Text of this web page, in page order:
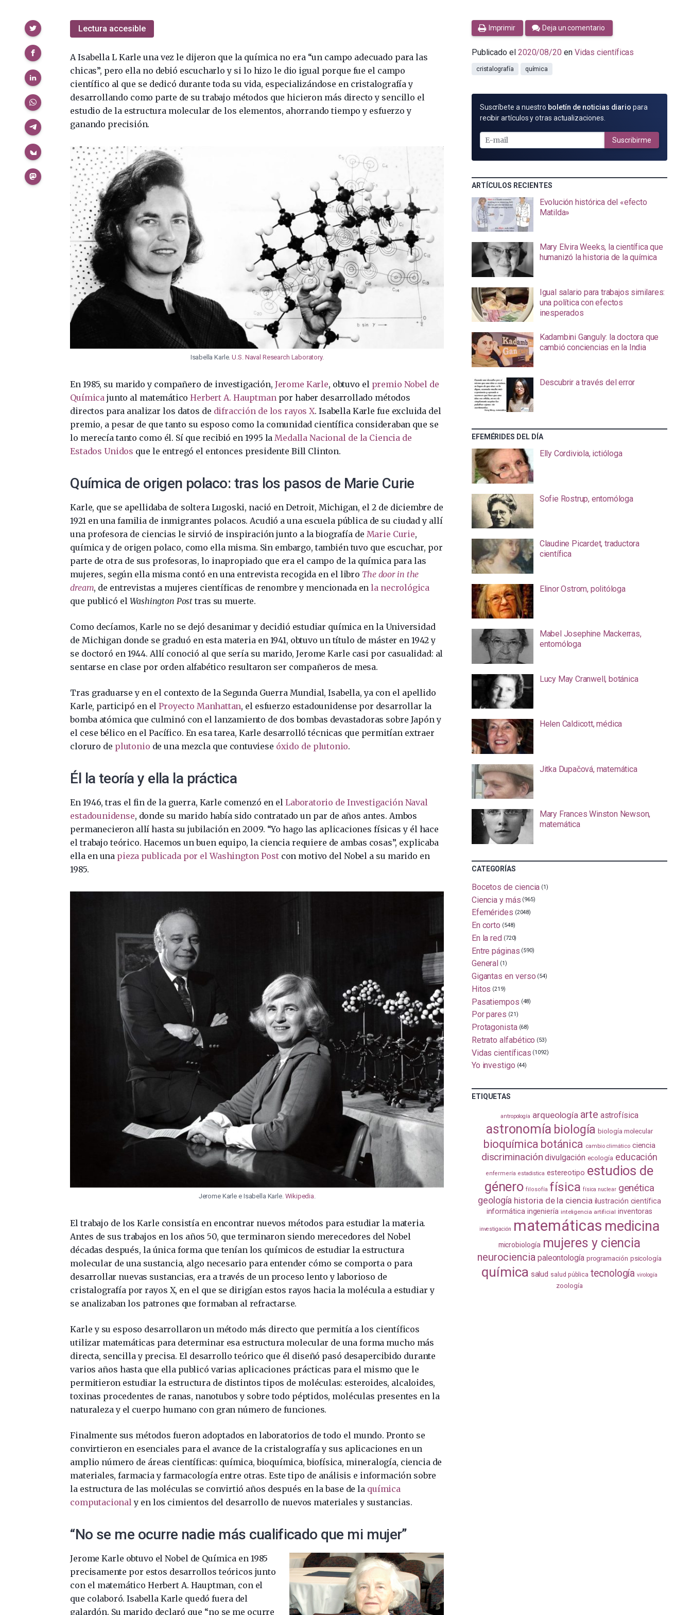
Lectura accesible
A Isabella L Karle una vez le dijeron que la química no era “un campo adecuado para las
chicas”, pero ella no debió escucharlo y si lo hizo le dio igual porque fue el campo
científico al que se dedicó durante toda su vida, especializándose en cristalografía y
desarrollando como parte de su trabajo métodos que hicieron más directo y sencillo el
estudio de la estructura molecular de los elementos, ahorrando tiempo y esfuerzo y
ganando precisión.
Isabella Karle.U.S. Naval Research Laboratory.
En 1985, su marido y compañero de investigación, Jerome Karle, obtuvo el premio Nobel de
Química junto al matemáticoHerbert A. Hauptman por haber desarrollado métodos
directos para analizar los datos de difracción de los rayos X. Isabella Karle fue excluida del
premio, a pesar de que tanto su esposo como la comunidad científica consideraban que se
lo merecía tanto como él. Sí que recibió en 1995 la Medalla Nacional de la Ciencia de
Estados Unidos que le entregó el entonces presidente Bill Clinton.
Química de origen polaco: tras los pasos de Marie Curie
Karle, que se apellidaba de soltera Lugoski, nació en Detroit, Michigan, el 2 de diciembre de
1921 en una familia de inmigrantes polacos. Acudió a una escuela pública de su ciudad y allí
una profesora de ciencias le sirvió de inspiración junto a la biografía de Marie Curie,
química y de origen polaco, como ella misma. Sin embargo, también tuvo que escuchar, por
parte de otra de sus profesoras, lo inapropiado que era el campo de la química para las
mujeres, según ella misma contó en una entrevista recogida en el libro The door in the
dream, de entrevistas a mujeres científicas de renombre y mencionada enla necrológica
que publicó el Washington Posttras su muerte.
Como decíamos, Karle no se dejó desanimar y decidió estudiar química en la Universidad
de Michigan donde se graduó en esta materia en 1941, obtuvo un título de máster en 1942 y
se doctoró en 1944. Allí conoció al que sería su marido, Jerome Karle casi por casualidad: al
sentarse en clase por orden alfabético resultaron ser compañeros de mesa.
Tras graduarse y en el contexto de la Segunda Guerra Mundial, Isabella, ya con el apellido
Karle, participó en elProyecto Manhattan, el esfuerzo estadounidense por desarrollar la
bomba atómica que culminó con el lanzamiento de dos bombas devastadoras sobre Japón y
el cese bélico en el Pacífico. En esa tarea, Karle desarrolló técnicas que permitían extraer
cloruro de plutonio de una mezcla que contuviese óxido de plutonio.
Él la teoría y ella la práctica
En 1946, tras el fin de la guerra, Karle comenzó en elLaboratorio de Investigación Naval
estadounidense, donde su marido había sido contratado un par de años antes. Ambos
permanecieron allí hasta su jubilación en 2009. “Yo hago las aplicaciones físicas y él hace
el trabajo teórico. Hacemos un buen equipo, la ciencia requiere de ambas cosas”, explicaba
ella en una pieza publicada por el Washington Postcon motivo del Nobel a su marido en
1985.
Jerome Karle e Isabella Karle. Wikipedia.
El trabajo de los Karle consistía en encontrar nuevos métodos para estudiar la materia.
Antes de sus trabajos en los años 50, que terminaron siendo merecedores del Nobel
décadas después, la única forma que tenían los químicos de estudiar la estructura
molecular de una sustancia, algo necesario para entender cómo se comporta o para
desarrollar nuevas sustancias, era a través de un proceso lento y laborioso de
cristalografía por rayos X, en el que se dirigían estos rayos hacia la molécula a estudiar y
se analizaban los patrones que formaban al refractarse.
Karle y su esposo desarrollaron un método más directo que permitía a los científicos
utilizar matemáticas para determinar esa estructura molecular de una forma mucho más
directa, sencilla y precisa. El desarrollo teórico que él diseñó pasó desapercibido durante
varios años hasta que ella publicó varias aplicaciones prácticas para el mismo que le
permitieron estudiar la estructura de distintos tipos de moléculas: esteroides, alcaloides,
toxinas procedentes de ranas, nanotubos y sobre todo péptidos, moléculas presentes en la
naturaleza y el cuerpo humano con gran número de funciones.
Finalmente sus métodos fueron adoptados en laboratorios de todo el mundo. Pronto se
convirtieron en esenciales para el avance de la cristalografía y sus aplicaciones en un
amplio número de áreas científicas: química, bioquímica, biofísica, mineralogía, ciencia de
materiales, farmacia y farmacología entre otras. Este tipo de análisis e información sobre
la estructura de las moléculas se convirtió años después en la base de la química
computacionaly en los cimientos del desarrollo de nuevos materiales y sustancias.
“No se me ocurre nadie más cualificado que mi mujer”
Jerome Karle obtuvo el Nobel de Química en 1985
precisamente por estos desarrollos teóricos junto
con el matemático Herbert A. Hauptman, con el
que colaboró. Isabella Karle quedó fuera del
galardón. Su marido declaró que “no se me ocurre
Compartir Imprimir Deja un comentario
Publicado el 2020/08/20 en Vidas científicas
cristalografía química
SUSCRÍBETE
POR
MAIL
Suscríbete a nuestro boletín de noticias diario para
recibir artículos y otras actualizaciones.
Suscribirme
ARTÍCULOS RECIENTES
Evolución histórica del «efecto
Matilda»
Mary Elvira Weeks, la científica que
humanizó la historia de la química
Igual salario para trabajos similares:
una política con efectos
inesperados
Kadambini Ganguly: la doctora que
cambió conciencias en la India
Descubrir a través del error
EFEMÉRIDES DEL DÍA
Elly Cordiviola, ictióloga
Sofie Rostrup, entomóloga
Claudine Picardet, traductora
científica
Elinor Ostrom, politóloga
Mabel Josephine Mackerras,
entomóloga
Lucy May Cranwell, botánica
Helen Caldicott, médica
Jitka Dupačová, matemática
Mary Frances Winston Newson,
matemática
CATEGORÍAS
Bocetos de ciencia (1)
Ciencia y más (965)
Efemérides (2048)
En corto (548)
En la red (720)
Entre páginas (590)
General (1)
Gigantas en verso (54)
Hitos (219)
Pasatiempos (48)
Por pares (21)
Protagonista (68)
Retrato alfabético (53)
Vidas científicas (1092)
Yo investigo (44)
ETIQUETAS
antropología arqueología arte astrofísica
astronomía biología biología molecular
bioquímica botánica cambio climático ciencia
discriminación divulgación ecología educación
enfermería estadistica estereotipo estudios de
género filosofía física física nuclear genética
geología historia de la ciencia ilustración científica
informática ingeniería inteligencia artificial inventoras
investigación matemáticas medicina
microbiología mujeres y ciencia
neurociencia paleontología programación psicología
química salud salud pública tecnología virología
zoología